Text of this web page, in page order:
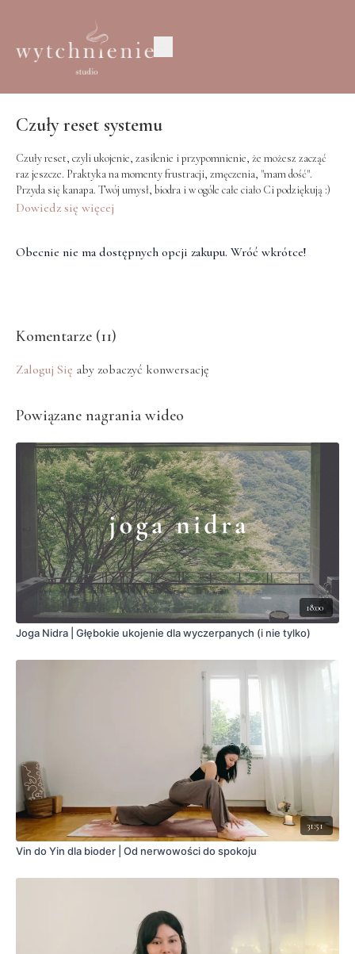
Czuły reset systemu
Czuły reset, czyli ukojenie, zasilenie i przypomnienie, że możesz zacząć
raz jeszcze. Praktyka na momenty frustracji, zmęczenia, "mam dość".
Przyda się kanapa. Twój umysł, biodra i w ogóle całe ciało Ci podziękują :)
Dowiedz się więcej
Obecnie nie ma dostępnych opcji zakupu. Wróć wkrótce!
Komentarze (11)
Zaloguj Się aby zobaczyć konwersację
Powiązane nagrania wideo
18:00
Joga Nidra | Głębokie ukojenie dla wyczerpanych (i nie tylko)
31:51
Vin do Yin dla bioder | Od nerwowości do spokoju